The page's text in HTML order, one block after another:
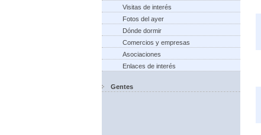
Visitas de interés
Fotos del ayer
Dónde dormir
Comercios y empresas
Asociaciones
Enlaces de interés
Gentes